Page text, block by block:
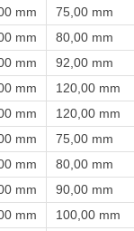
mm 75,00 mm
mm 80,00 mm
mm 92,00 mm
mm 120,00 mm
mm 120,00 mm
mm 75,00 mm
mm 80,00 mm
mm 90,00 mm
mm 100,00 mm